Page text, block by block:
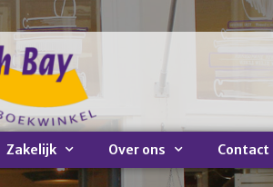
Zakelijk Over ons Contact